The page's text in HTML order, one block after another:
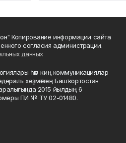
Копирование информации сайта
согласия администрации.
данных
һәм киң коммуникациялар
хеҙмәттең Башҡортостан
2015 йылдың 6
номеры ПИ № ТУ 02-01480.